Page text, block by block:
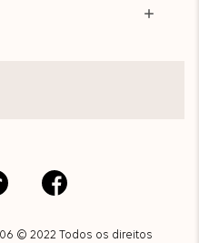
06 © 2022 Todos os direitos